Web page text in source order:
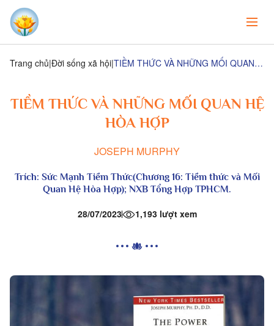
Trang chủ Đời sống xã hội TIỀM THỨC VÀ NHỮNG MỐI QUAN HỆ HÒA HỢP
TIỀM THỨC VÀ NHỮNG MỐI QUAN HỆ
HÒA HỢP
JOSEPH MURPHY
Trích: Sức Mạnh Tiềm Thức(Chương 16: Tiềm thức và Mối
Quan Hệ Hòa Hợp); NXB Tổng Hợp TPHCM.
28/07/2023 1,193 lượt xem